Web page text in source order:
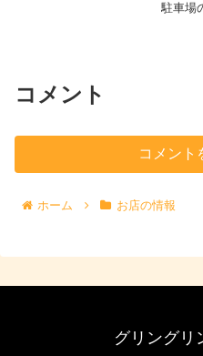
駐車場
コメント
コメント
ホーム お店の情報
グリングリ